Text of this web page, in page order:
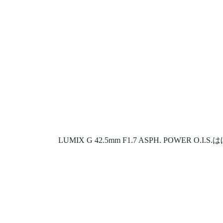
LUMIX G 42.5mm F1.7 ASPH. POWER O.I.S.